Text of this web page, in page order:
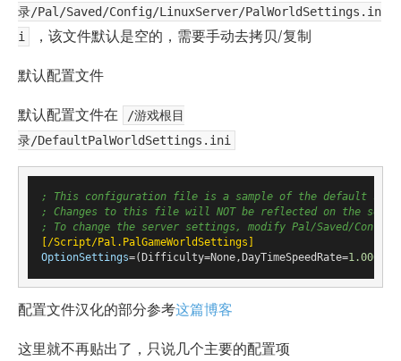
录/Pal/Saved/Config/LinuxServer/PalWorldSettings.in
i
，该文件默认是空的，需要手动去拷贝/复制
默认配置文件
默认配置文件在
/游戏根目
录/DefaultPalWorldSettings.ini
; This configuration file is a sample of the default
; Changes to this file will NOT be reflected on the
; To change the server settings, modify Pal/Saved/
[/Script/Pal.PalGameWorldSettings]
OptionSettings=(Difficulty=None,DayTimeSpeedRate=1.000000
配置文件汉化的部分参考这篇博客
这里就不再贴出了，只说几个主要的配置项